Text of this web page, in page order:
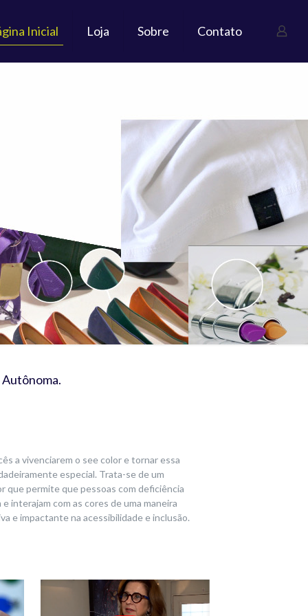
Inicial Loja Sobre Contato
Autônoma.
a vivenciarem o see color e tornar essa
especial. Trata-se de um
que permite que pessoas com deficiência
interajam com as cores de uma maneira
e impactante na acessibilidade e inclusão.